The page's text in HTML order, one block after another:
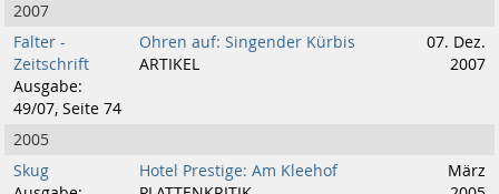
2007
Falter -
Zeitschrift
Ausgabe:
49/07, Seite 74
Ohren auf: Singender Kürbis
ARTIKEL
07. Dez.
2007
2005
Skug
Hotel Prestige: Am Kleehof
März